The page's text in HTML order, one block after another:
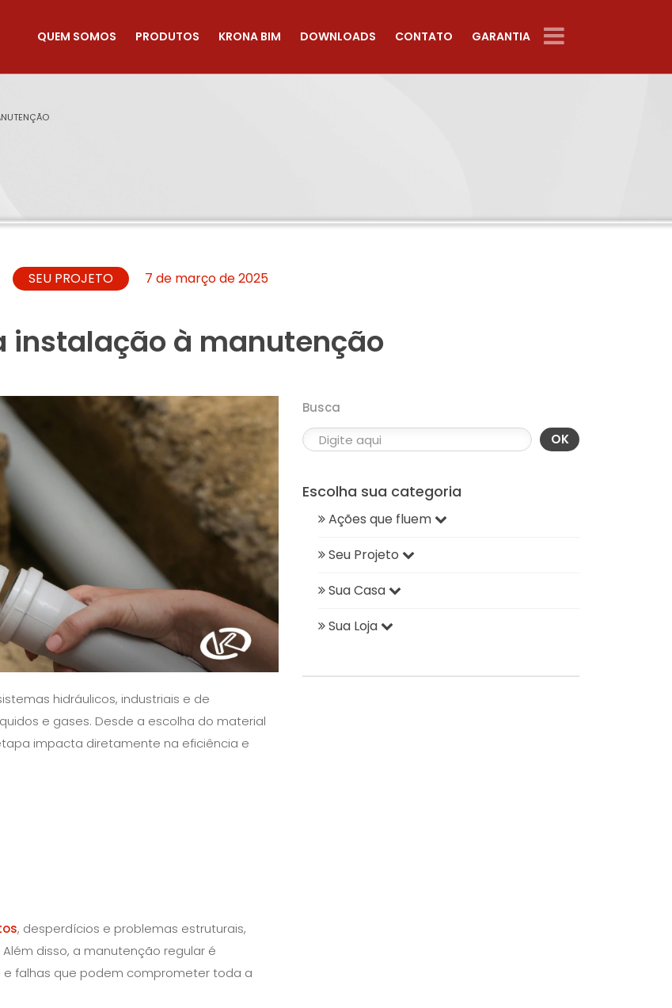
QUEM SOMOS PRODUTOS KRONA BIM DOWNLOADS CONTATO GARANTIA
SEU PROJETO 7 de março de 2025
instalação à manutenção
hidráulicos, industriais e de
e gases. Desde a escolha do material
impacta diretamente na eficiência e
, desperdícios e problemas estruturais,
disso, a manutenção regular é
e falhas que podem comprometer toda a
Busca
OK
Escolha sua categoria
Ações que fluem
Seu Projeto
Sua Casa
Sua Loja